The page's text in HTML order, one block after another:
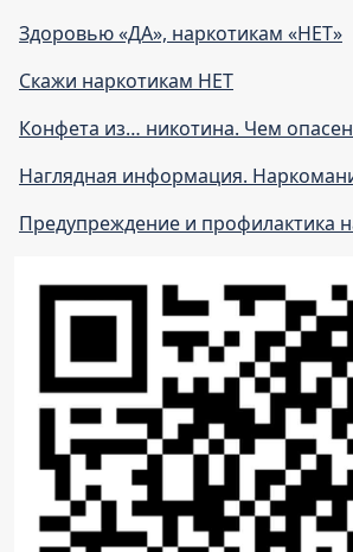
Здоровью «ДА», наркотикам «НЕТ»
Скажи наркотикам НЕТ
Конфета из… никотина. Чем
Наглядная информация.
Предупреждение и профилактика